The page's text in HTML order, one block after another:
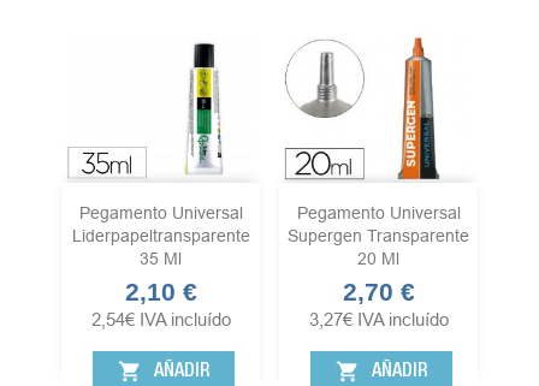
Pegamento Universal
Liderpapeltransparente
35 Ml
Precio
2,10 €
2,54€ IVA incluído
shopping_cart AÑADIR
Pegamento Universal
Supergen Transparente
20 Ml
Precio
2,70 €
3,27€ IVA incluído
shopping_cart AÑADIR